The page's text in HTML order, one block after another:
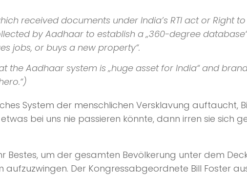
received documents under India’s RTI act or Right
by Aadhaar to establish a „360-degree
jobs, or buys a new property“.
the Aadhaar system is „huge asset for India“ and
System der menschlichen Versklavung auftaucht,
bei uns nie passieren könnte, dann irren sie sich
Bestes, um der gesamten Bevölkerung unter dem
aufzuzwingen. Der Kongressabgeordnete Bill Foster